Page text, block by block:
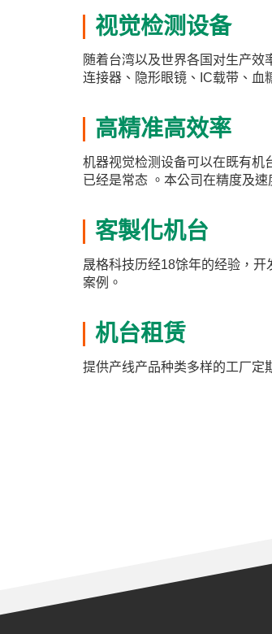
视觉检测设备
随着台湾以及世界各国对生产效
连接器、隐形眼镜、IC载带、血
高精准高效率
机器视觉检测设备可以在既有机
已经是常态 。本公司在精度及
客製化机台
晟格科技历经18馀年的经验，
案例。
机台租赁
提供产线产品种类多样的工厂定